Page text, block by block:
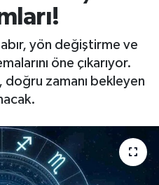
yön değiştirme ve
öne çıkarıyor.
zamanı bekleyen